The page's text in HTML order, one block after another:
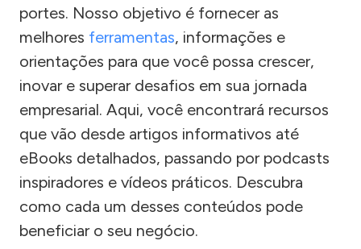
portes. Nosso objetivo é fornecer as
melhores ferramentas, informações e
orientações para que você possa crescer,
inovar e superar desafios em sua jornada
empresarial. Aqui, você encontrará recursos
que vão desde artigos informativos até
eBooks detalhados, passando por podcasts
inspiradores e vídeos práticos. Descubra
como cada um desses conteúdos pode
beneficiar o seu negócio.